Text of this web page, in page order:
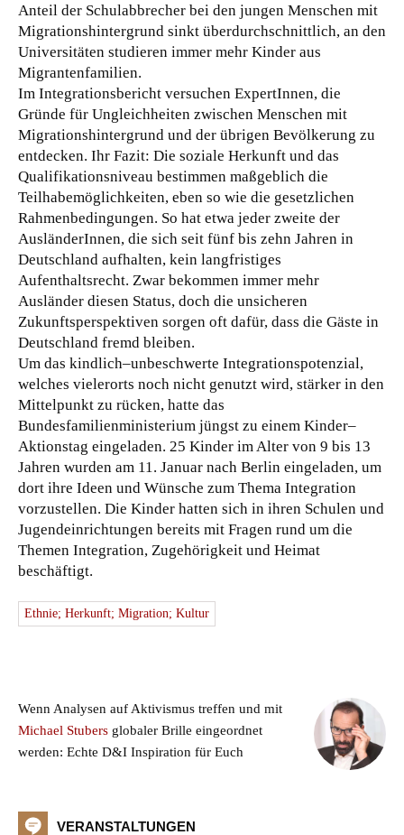
Anteil der Schulabbrecher bei den jungen Menschen mit
Migrationshintergrund sinkt überdurchschnittlich, an den
Universitäten studieren immer mehr Kinder aus
Migrantenfamilien.
Im Integrationsbericht versuchen ExpertInnen, die
Gründe für Ungleichheiten zwischen Menschen mit
Migrationshintergrund und der übrigen Bevölkerung zu
entdecken. Ihr Fazit: Die soziale Herkunft und das
Qualifikationsniveau bestimmen maßgeblich die
Teilhabemöglichkeiten, eben so wie die gesetzlichen
Rahmenbedingungen. So hat etwa jeder zweite der
AusländerInnen, die sich seit fünf bis zehn Jahren in
Deutschland aufhalten, kein langfristiges
Aufenthaltsrecht. Zwar bekommen immer mehr
Ausländer diesen Status, doch die unsicheren
Zukunftsperspektiven sorgen oft dafür, dass die Gäste in
Deutschland fremd bleiben.
Um das kindlich–unbeschwerte Integrationspotenzial,
welches vielerorts noch nicht genutzt wird, stärker in den
Mittelpunkt zu rücken, hatte das
Bundesfamilienministerium jüngst zu einem Kinder–
Aktionstag eingeladen. 25 Kinder im Alter von 9 bis 13
Jahren wurden am 11. Januar nach Berlin eingeladen, um
dort ihre Ideen und Wünsche zum Thema Integration
vorzustellen. Die Kinder hatten sich in ihren Schulen und
Jugendeinrichtungen bereits mit Fragen rund um die
Themen Integration, Zugehörigkeit und Heimat
beschäftigt.
Ethnie; Herkunft; Migration; Kultur
Wenn Analysen auf Aktivismus treffen und mit
Michael Stubers globaler Brille eingeordnet
werden: Echte D&I Inspiration für Euch
VERANSTALTUNGEN